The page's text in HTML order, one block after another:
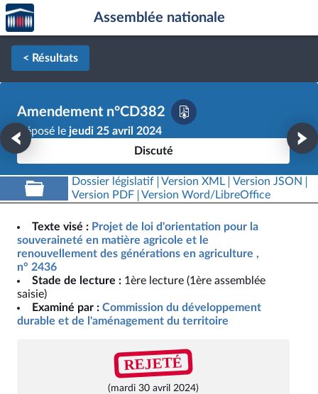
Aller au contenu
Aller en bas de la page
Accèder
à la
page
d'accueil
Assemblée nationale
< Résultats
Amendement n°CD382
Déposé le jeudi 25 avril 2024
Discuté
Dossier législatif Version XML
Version JSON
Version PDF
Version Word/LibreOffice
Texte visé : Projet de loi d'orientation pour la
souveraineté en matière agricole et le
renouvellement des générations en agriculture ,
n° 2436
Stade de lecture : 1ère lecture (1ère assemblée
saisie)
Examiné par : Commission du développement
durable et de l'aménagement du territoire
REJETÉ
(mardi 30 avril 2024)